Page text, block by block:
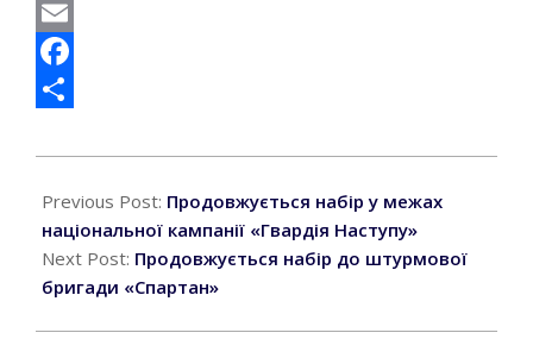
Telegram
Email
Facebook
02-
16
Previous Post: Продовжується набір у межах
національної кампанії «Гвардія Наступу»
Next Post: Продовжується набір до штурмової
бригади «Спартан»